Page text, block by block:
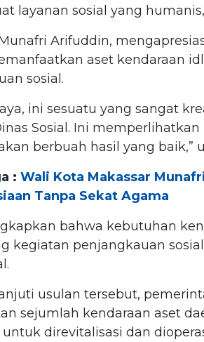
layanan sosial yang
Arifuddin,
aset kendaraan
sosial.
ini sesuatu yang sangat
Sosial. Ini
berbuah hasil yang baik,”
: Wali Kota Makassar
Tanpa Sekat Agama
bahwa kebutuhan
kegiatan penjangkauan
usulan tersebut,
sejumlah kendaraan aset
direvitalisasi dan